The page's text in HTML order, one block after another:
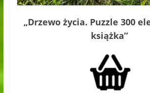
„Drzewo życia. Puzzle 300
książka”